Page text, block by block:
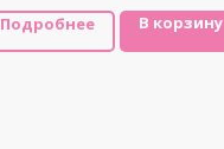
Подробнее В корзину